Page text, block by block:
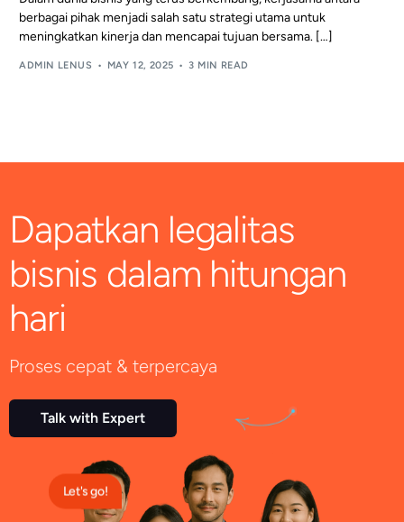
berbagai pihak menjadi salah satu strategi utama untuk
meningkatkan kinerja dan mencapai tujuan bersama. […]
ADMIN LENUS MAY 12, 2025 3 MIN READ
Dapatkan legalitas
bisnis dalam hitungan
hari
Proses cepat & terpercaya
Talk with Expert
Let's go!